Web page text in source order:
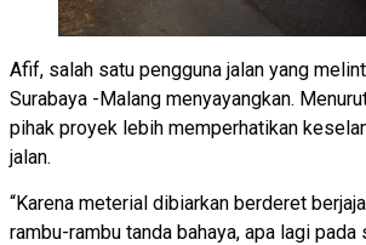
Afif, salah satu pengguna jalan yang
Surabaya -Malang menyayangkan.
pihak proyek lebih memperhatikan
jalan.
“Karena meterial dibiarkan berderet
rambu-rambu tanda bahaya, apa lagi pada